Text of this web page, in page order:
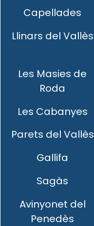
Capellades
Llinars del Vallès
Les Masies de
Roda
Les Cabanyes
Parets del Vallès
Gallifa
Sagàs
Avinyonet del
Penedès